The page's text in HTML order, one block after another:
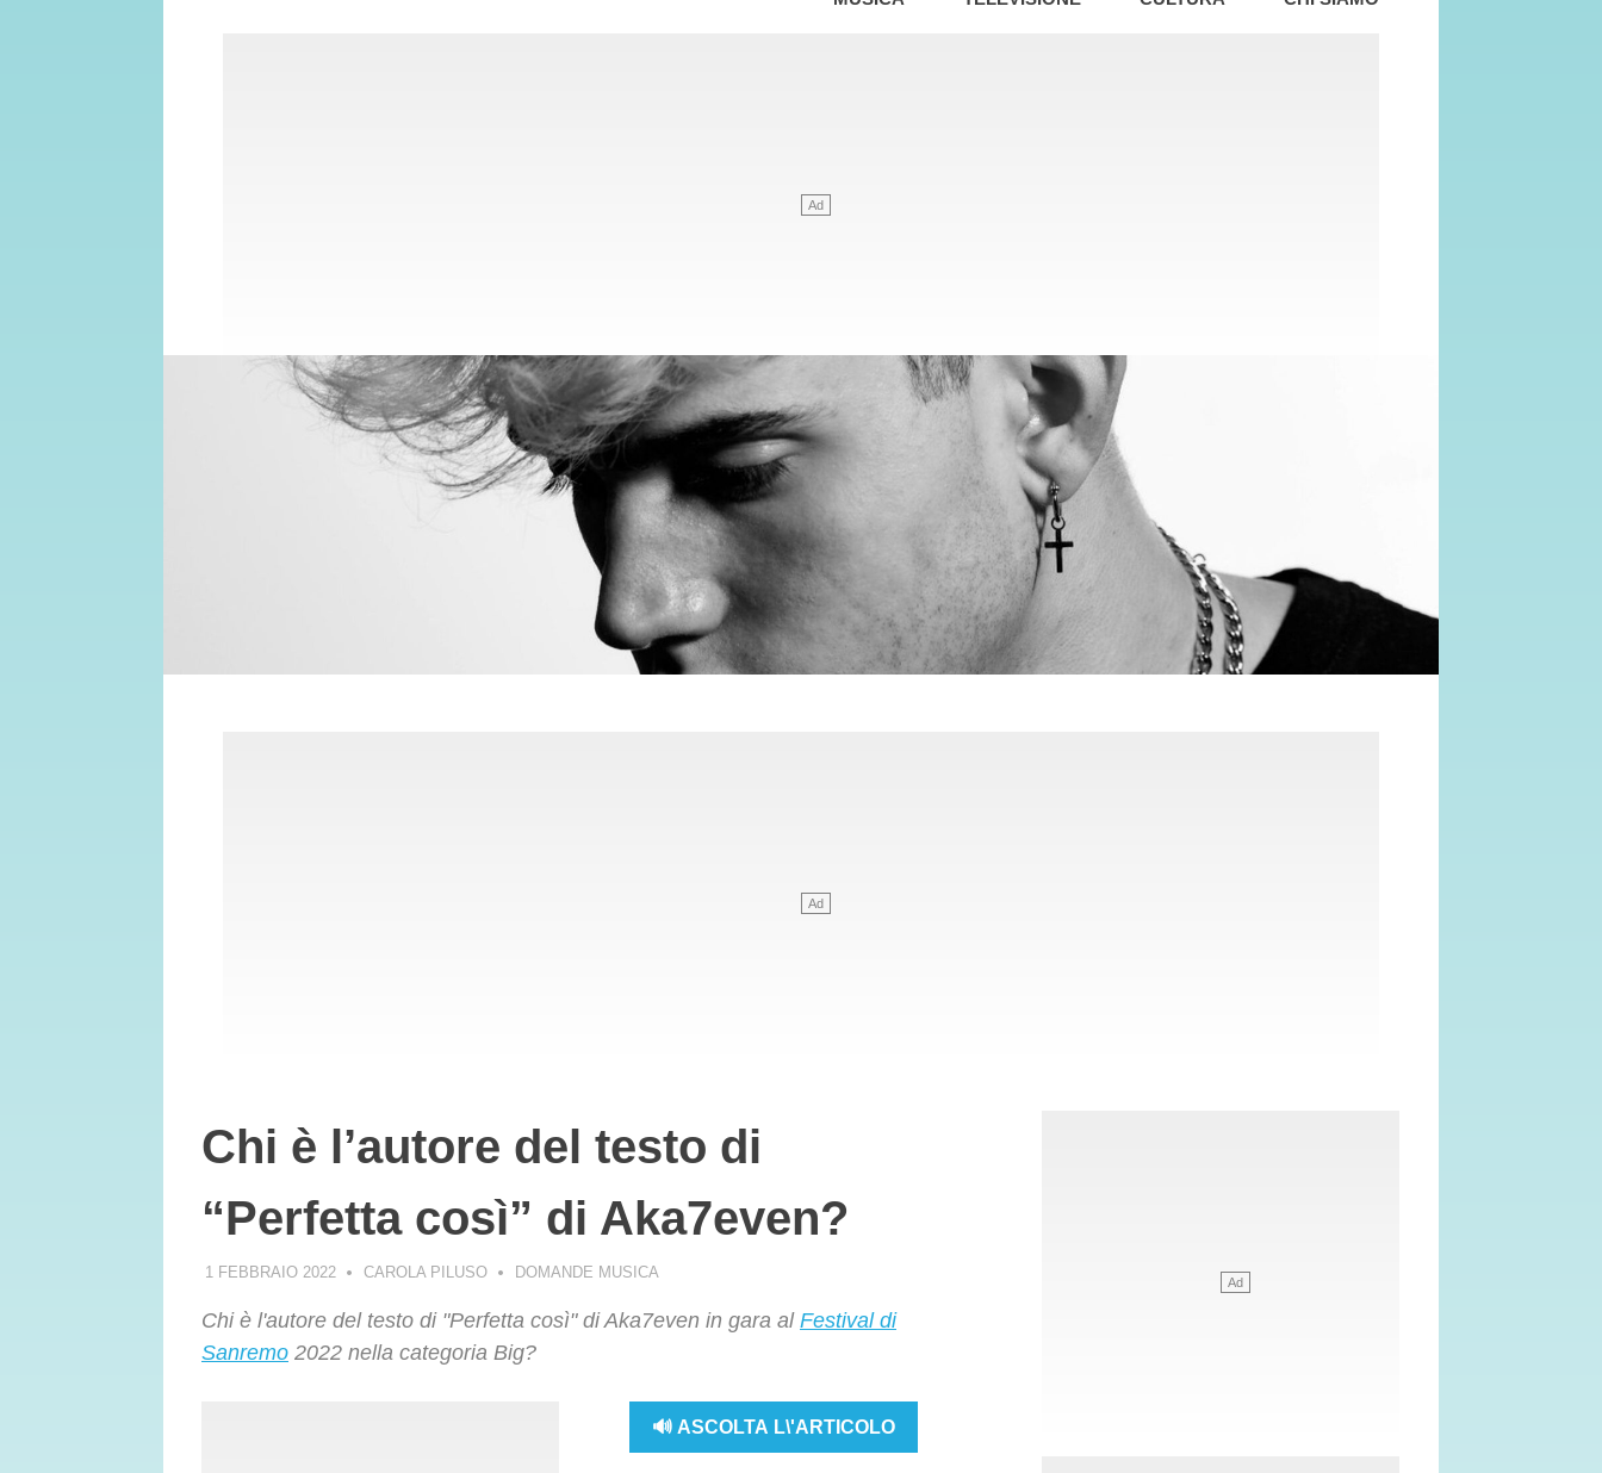
Chi è l’autore del testo di
“Perfetta così” di Aka7even?
1 FEBBRAIO 2022 CAROLA PILUSO DOMANDE MUSICA
Chi è l'autore del testo di "Perfetta così" di Aka7even in gara al Festival di
Sanremo 2022 nella categoria Big?
🔊 ASCOLTA L\'ARTICOLO